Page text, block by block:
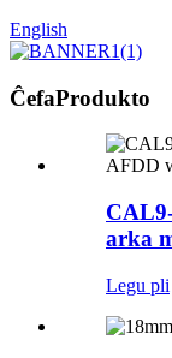
English
ĈefaProdukto
arka
Legu pli